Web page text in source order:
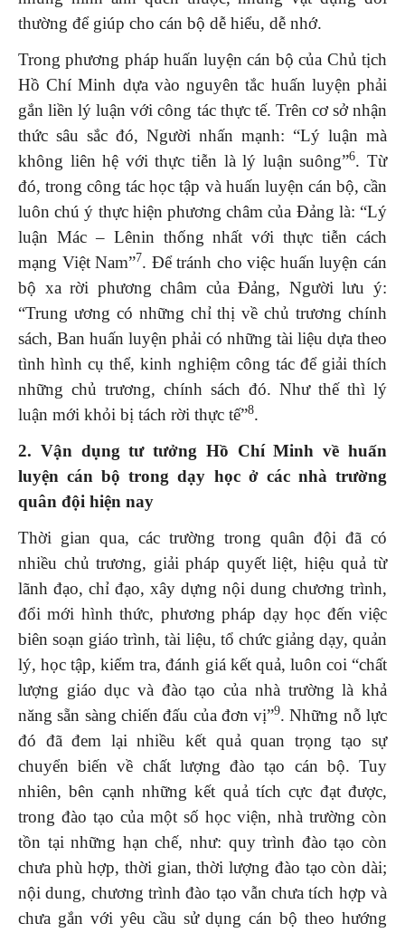
thường để giúp cho cán bộ dễ hiểu, dễ nhớ.
Trong phương pháp huấn luyện cán bộ của Chủ tịch
Hồ Chí Minh dựa vào nguyên tắc huấn luyện phải
gắn liền lý luận với công tác thực tế. Trên cơ sở nhận
thức sâu sắc đó, Người nhấn mạnh: “Lý luận mà
không liên hệ với thực tiễn là lý luận suông”6. Từ
đó, trong công tác học tập và huấn luyện cán bộ, cần
luôn chú ý thực hiện phương châm của Đảng là: “Lý
luận Mác – Lênin thống nhất với thực tiễn cách
mạng Việt Nam”7. Để tránh cho việc huấn luyện cán
bộ xa rời phương châm của Đảng, Người lưu ý:
“Trung ương có những chỉ thị về chủ trương chính
sách, Ban huấn luyện phải có những tài liệu dựa theo
tình hình cụ thể, kinh nghiệm công tác để giải thích
những chủ trương, chính sách đó. Như thế thì lý
luận mới khỏi bị tách rời thực tế”8.
2. Vận dụng tư tưởng Hồ Chí Minh về huấn
luyện cán bộ trong dạy học ở các nhà trường
quân đội hiện nay
Thời gian qua, các trường trong quân đội đã có
nhiều chủ trương, giải pháp quyết liệt, hiệu quả từ
lãnh đạo, chỉ đạo, xây dựng nội dung chương trình,
đổi mới hình thức, phương pháp dạy học đến việc
biên soạn giáo trình, tài liệu, tổ chức giảng dạy, quản
lý, học tập, kiểm tra, đánh giá kết quả, luôn coi “chất
lượng giáo dục và đào tạo của nhà trường là khả
năng sẵn sàng chiến đấu của đơn vị”9. Những nỗ lực
đó đã đem lại nhiều kết quả quan trọng tạo sự
chuyển biến về chất lượng đào tạo cán bộ. Tuy
nhiên, bên cạnh những kết quả tích cực đạt được,
trong đào tạo của một số học viện, nhà trường còn
tồn tại những hạn chế, như: quy trình đào tạo còn
chưa phù hợp, thời gian, thời lượng đào tạo còn dài;
nội dung, chương trình đào tạo vẫn chưa tích hợp và
chưa gắn với yêu cầu sử dụng cán bộ theo hướng